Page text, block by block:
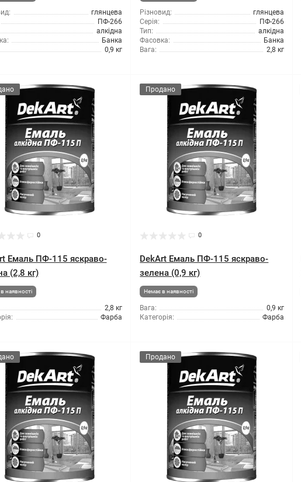
глянцева
ПФ-266
алкідна
Банка
0,9 кг
Різновид:
глянцева
Серія:
ПФ-266
Тип:
алкідна
Фасовка:
Банка
Вага:
2,8 кг
0
Емаль ПФ-115 яскраво-
(2,8 кг)
наявності
2,8 кг
Фарба
Продано
0
DekArt Емаль ПФ-115 яскраво-
зелена (0,9 кг)
Немає в наявності
Вага:
0,9 кг
Категорія:
Фарба
Продано